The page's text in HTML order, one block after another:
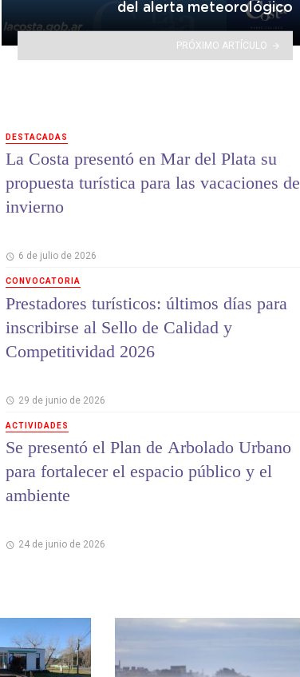
del alerta meteorológico
PRÓXIMO ARTÍCULO
DESTACADAS
La Costa presentó en Mar del Plata su
propuesta turística para las vacaciones de
invierno
6 de julio de 2026
CONVOCATORIA
Prestadores turísticos: últimos días para
inscribirse al Sello de Calidad y
Competitividad 2026
29 de junio de 2026
ACTIVIDADES
Se presentó el Plan de Arbolado Urbano
para fortalecer el espacio público y el
ambiente
24 de junio de 2026